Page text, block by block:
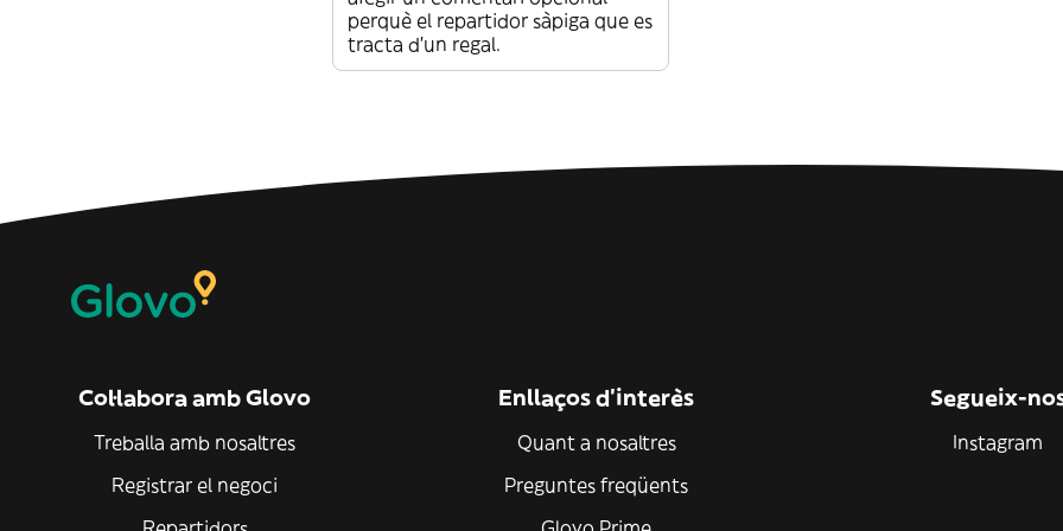
perquè el repartidor sàpiga que es
tracta d’un regal.
Col·labora amb Glovo
Treballa amb nosaltres
Registrar el negoci
Enllaços d'interès
Quant a nosaltres
Preguntes freqüents
Segueix-
Instagram